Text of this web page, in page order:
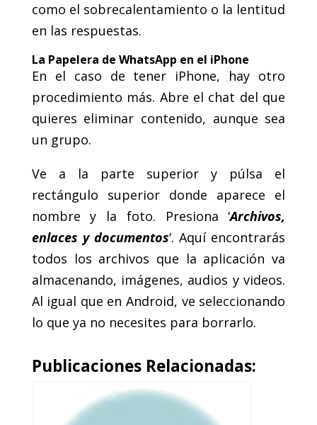
como el sobrecalentamiento o la lentitud
en las respuestas.
La Papelera de WhatsApp en el iPhone
En el caso de tener iPhone, hay otro
procedimiento más. Abre el chat del que
quieres eliminar contenido, aunque sea
un grupo.
Ve a la parte superior y púlsa el
rectángulo superior donde aparece el
nombre y la foto. Presiona ‘Archivos,
enlaces y documentos‘. Aquí encontrarás
todos los archivos que la aplicación va
almacenando, imágenes, audios y videos.
Al igual que en Android, ve seleccionando
lo que ya no necesites para borrarlo.
Publicaciones Relacionadas: